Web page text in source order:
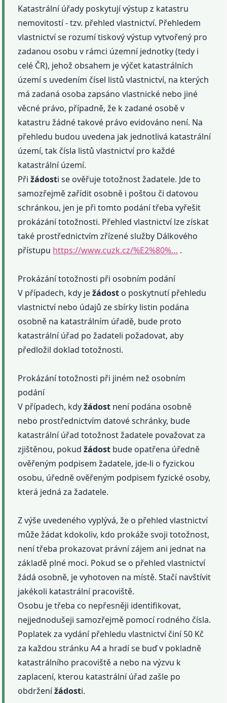
Katastrální úřady poskytují výstup z katastru
nemovitostí - tzv. přehled vlastnictví. Přehledem
vlastnictví se rozumí tiskový výstup vytvořený pro
zadanou osobu v rámci územní jednotky (tedy i
celé ČR), jehož obsahem je výčet katastrálních
území s uvedením čísel listů vlastnictví, na kterých
má zadaná osoba zapsáno vlastnické nebo jiné
věcné právo, případně, že k zadané osobě v
katastru žádné takové právo evidováno není. Na
přehledu budou uvedena jak jednotlivá katastrální
území, tak čísla listů vlastnictví pro každé
katastrální území.
Přižádosti se ověřuje totožnost žadatele. Jde to
samozřejmě zařídit osobně i poštou či datovou
schránkou, jen je při tomto podání třeba vyřešit
prokázání totožnosti. Přehled vlastnictví lze získat
také prostřednictvím zřízené služby Dálkového
přístupu https://www.cuzk.cz/%E2%80%… .
Prokázání totožnosti při osobním podání
V případech, kdy ježádost o poskytnutí přehledu
vlastnictví nebo údajů ze sbírky listin podána
osobně na katastrálním úřadě, bude proto
katastrální úřad po žadateli požadovat, aby
předložil doklad totožnosti.
Prokázání totožnosti při jiném než osobním
podání
V případech, kdyžádost není podána osobně
nebo prostřednictvím datové schránky, bude
katastrální úřad totožnost žadatele považovat za
zjištěnou, pokudžádost bude opatřena úředně
ověřeným podpisem žadatele, jde-li o fyzickou
osobu, úředně ověřeným podpisem fyzické osoby,
která jedná za žadatele.
Z výše uvedeného vyplývá, že o přehled vlastnictví
může žádat kdokoliv, kdo prokáže svoji totožnost,
není třeba prokazovat právní zájem ani jednat na
základě plné moci. Pokud se o přehled vlastnictví
žádá osobně, je vyhotoven na místě. Stačí navštívit
jakékoli katastrální pracoviště.
Osobu je třeba co nepřesněji identifikovat,
nejjednodušeji samozřejmě pomocí rodného čísla.
Poplatek za vydání přehledu vlastnictví činí 50 Kč
za každou stránku A4 a hradí se buď v pokladně
katastrálního pracoviště a nebo na výzvu k
zaplacení, kterou katastrální úřad zašle po
obdrženížádosti.